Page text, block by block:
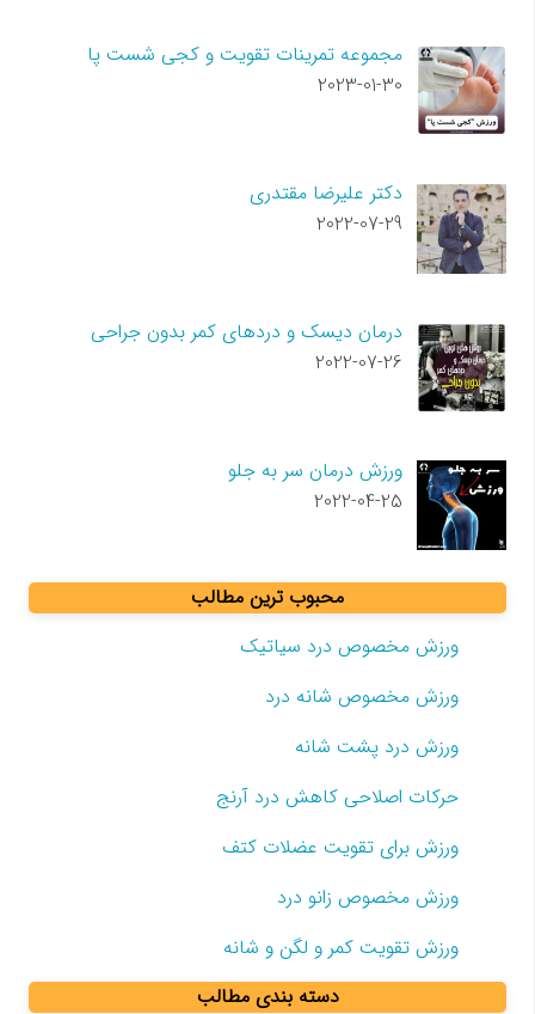
مجموعه تمرینات تقویت و کجی شست پا
2023-01-30
دکتر علیرضا مقتدری
2022-07-29
درمان دیسک و دردهای کمر بدون جراحی
2022-07-26
ورزش درمان سر به جلو
2022-04-25
محبوب ترین مطالب
ورزش مخصوص درد سیاتیک
ورزش مخصوص شانه درد
ورزش درد پشت شانه
حرکات اصلاحی کاهش درد آرنج
ورزش برای تقویت عضلات کتف
ورزش مخصوص زانو درد
ورزش تقویت کمر و لگن و شانه
دسته بندی مطالب